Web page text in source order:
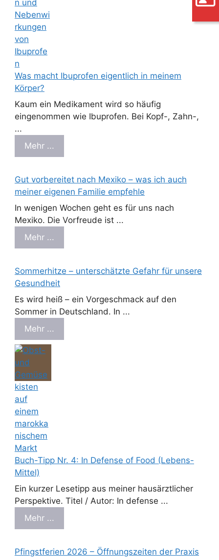
Was macht Ibuprofen eigentlich in meinem
Körper?
Kaum ein Medikament wird so häufig
eingenommen wie Ibuprofen. Bei Kopf-, Zahn-,
...
Mehr ...
Gut vorbereitet nach Mexiko – was ich auch
meiner eigenen Familie empfehle
In wenigen Wochen geht es für uns nach
Mexiko. Die Vorfreude ist ...
Mehr ...
Sommerhitze – unterschätzte Gefahr für unsere
Gesundheit
Es wird heiß – ein Vorgeschmack auf den
Sommer in Deutschland. In ...
Mehr ...
Buch-Tipp Nr. 4: In Defense of Food (Lebens-
Mittel)
Ein kurzer Lesetipp aus meiner hausärztlicher
Perspektive. Titel / Autor: In defense ...
Mehr ...
Pfingstferien 2026 – Öffnungszeiten der Praxis